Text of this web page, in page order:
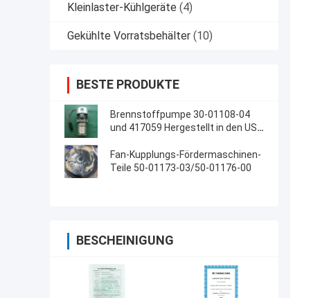
Kleinlaster-Kühlgeräte (4)
Gekühlte Vorratsbehälter (10)
BESTE PRODUKTE
Brennstoffpumpe 30-01108-04
und 417059 Hergestellt in den USA
Fan-Kupplungs-Fördermaschinen-
Teile 50-01173-03/50-01176-00
BESCHEINIGUNG